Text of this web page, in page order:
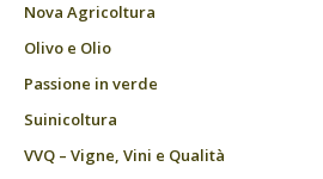
Nova Agricoltura
Olivo e Olio
Passione in verde
Suinicoltura
VVQ – Vigne, Vini e Qualità